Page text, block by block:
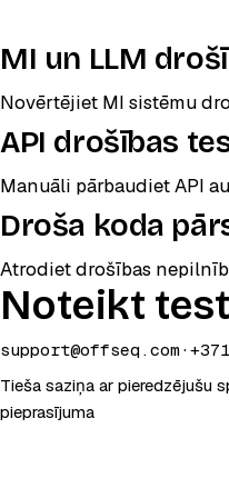
MI un LLM
Novērtējiet MI sistēmu
API drošības
Manuāli pārbaudiet API
Droša koda
Atrodiet drošības
Noteikt
support@offseq.com ·
Tieša saziņa ar pieredzējušu
pieprasījuma